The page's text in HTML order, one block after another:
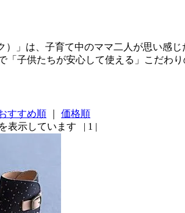
）」は、子育て中のママ二人が思い
「子供たちが安心して使える」こだわ
すすめ順
価格順
表示しています | 1 |